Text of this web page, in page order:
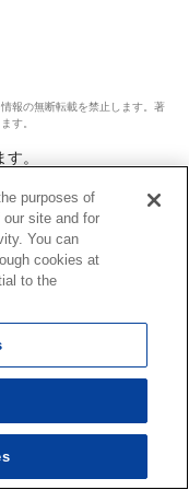
報の無断転載を禁止します。著
す。
。
purposes of
site and for
You can
cookies at
to the